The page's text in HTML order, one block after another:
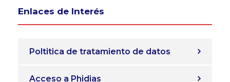
Enlaces de Interés
Poltitica de tratamiento de datos
Acceso a Phidias